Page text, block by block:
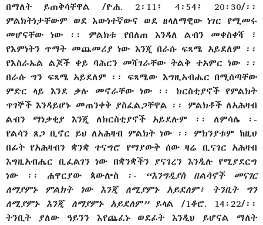
በማለት ይጠቅሳቸዋል /ዮሐ. 2፡11፤ 4፡54፤ 20፡30/፡፡
ምልክትነታቸውም ወደ እውነተኛውና ወደ ዘላለማዊው ነገር የሚመሩ
መሆናቸው ነው ፡፡ ምልክቱ የበለጠ እንዳለ ልብን መቀስቀሻ ፣
የእምነትን ጥማት መጨመሪያ ነው እንጂ በራሱ ፍጻሜ አይደለም ፡፡
የእስራኤል ልጆች ቀይ ባሕርን መሻገራቸው ትልቅ ተአምር ነው ፡፡
በራሱ ግን ፍጻሜ አይደለም ፡፡ ፍጻሜው እግዚአብሔር በሚሰጣቸው
ምድር ላይ እንደ ቃሉ መኖራቸው ነው ፡፡ ክርስቲያኖች የምልክት
ጥገኞች እንዳይሆኑ መጠንቀቅ ያስፈልጋቸዋል ፡፡ ምልክቶች ለአሕዛብ
ልብን ማነቃቂያ እንጂ ለክርስቲያኖች አይደሉም ፡፡ ለምሳሌ ፡-
የልሳን ጸጋ ቢኖር ይህ ለአሕዛብ ምልክት ነው ፡፡ ምክንያቱም ከዚህ
በፊት የአሕዛብን ቋንቋ ተናግሮ የማያውቅ ሰው ዛሬ ቢናገር አሕዛብ
እግዚአብሔር ቢፈልገን ነው በቋንቋችን ያናገረን እንዲሉ የሚያደርግ
ነው ፡፡ ሐዋርያው ጳውሎስ ፡-
“እንግዲያስ በልሳኖች መናገር
ለማያምኑ ምልክት ነው እንጂ ለሚያምኑ አይደለም፥ ትንቢት ግን
ለሚያምኑ እንጂ ለማያምኑ አይደለም” ይላል /1ቆሮ. 14፡22/፡፡
ትንቢት ያለው ዓይንን እየጨፈኑ ወደፊት እንዲህ ይሆናል ማለት